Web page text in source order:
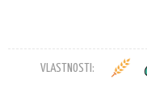
VLASTNOSTI: